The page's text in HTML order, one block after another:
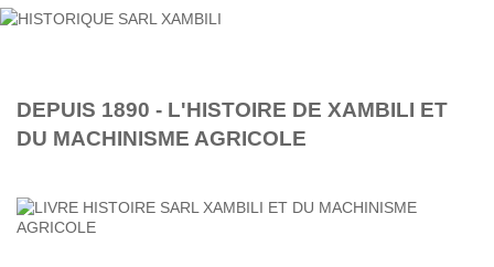
DEPUIS 1890 - L'HISTOIRE DE XAMBILI ET
DU MACHINISME AGRICOLE